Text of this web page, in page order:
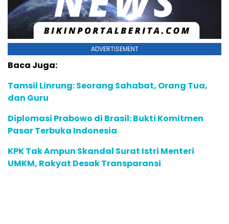
ADVERTISEMENT
Baca Juga:
Tamsil Linrung: Seorang Sahabat, Orang Tua,
dan Guru
Diplomasi Prabowo di Brasil: Bukti Komitmen
Pasar Terbuka Indonesia
KPK Tak Ampun Skandal Surat Istri Menteri
UMKM, Rakyat Desak Transparansi